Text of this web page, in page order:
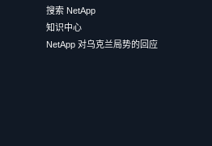
搜索 NetApp
知识中心
NetApp 对乌克兰局势的回应